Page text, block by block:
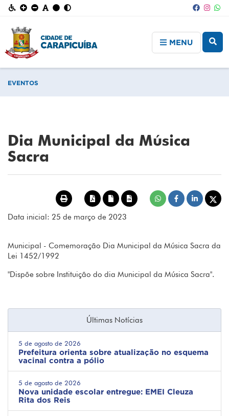
MENU
EVENTOS
Dia Municipal da Música
Sacra
Data inicial: 25 de março de 2023
Municipal - Comemoração Dia Municipal da Música Sacra da
Lei 1452/1992
"Dispõe sobre Instituição do dia Municipal da Música Sacra".
Últimas Notícias
5 de agosto de 2026
Prefeitura orienta sobre atualização no esquema
vacinal contra a pólio
5 de agosto de 2026
Nova unidade escolar entregue: EMEI Cleuza
Rita dos Reis